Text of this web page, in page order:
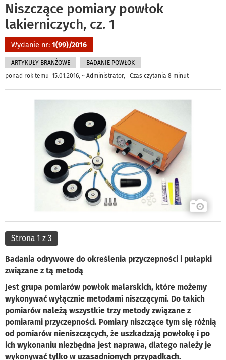
Niszczące pomiary powłok
lakierniczych, cz. 1
Wydanie nr: 1(99)/2016
ARTYKUŁY BRANŻOWE
BADANIE POWŁOK
ponad rok temu 15.01.2016, ~ Administrator, Czas czytania 8 minut
Strona 1 z 3
Badania odrywowe do określenia przyczepności i pułapki
związane z tą metodą
Jest grupa pomiarów powłok malarskich, które możemy
wykonywać wyłącznie metodami niszczącymi. Do takich
pomiarów należą wszystkie trzy metody związane z
pomiarami przyczepności. Pomiary niszczące tym się różnią
od pomiarów nieniszczących, że uszkadzają powłokę i po
ich wykonaniu niezbędna jest naprawa, dlatego należy je
wykonywać tylko w uzasadnionych przypadkach.